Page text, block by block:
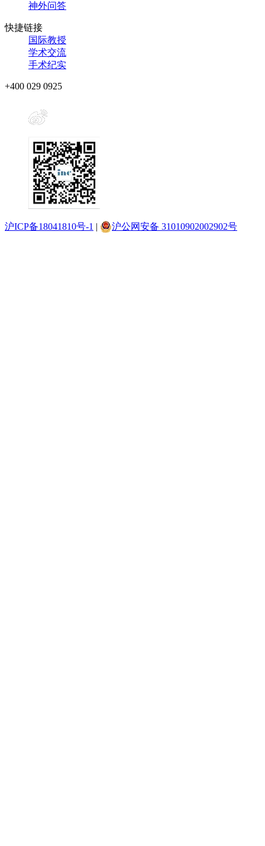
神外问答
快捷链接
国际教授
学术交流
手术纪实
+400 029 0925
沪ICP备18041810号-1 | 沪公网安备 31010902002902号